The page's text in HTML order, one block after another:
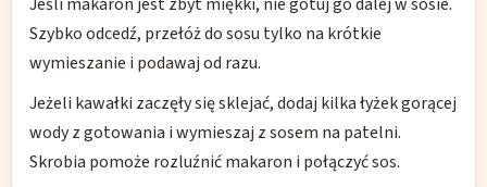
Szybko odcedź, przełóż do sosu tylko na krótkie
wymieszanie i podawaj od razu.
Jeżeli kawałki zaczęły się sklejać, dodaj kilka łyżek gorącej
wody z gotowania i wymieszaj z sosem na patelni.
Skrobia pomoże rozluźnić makaron i połączyć sos.